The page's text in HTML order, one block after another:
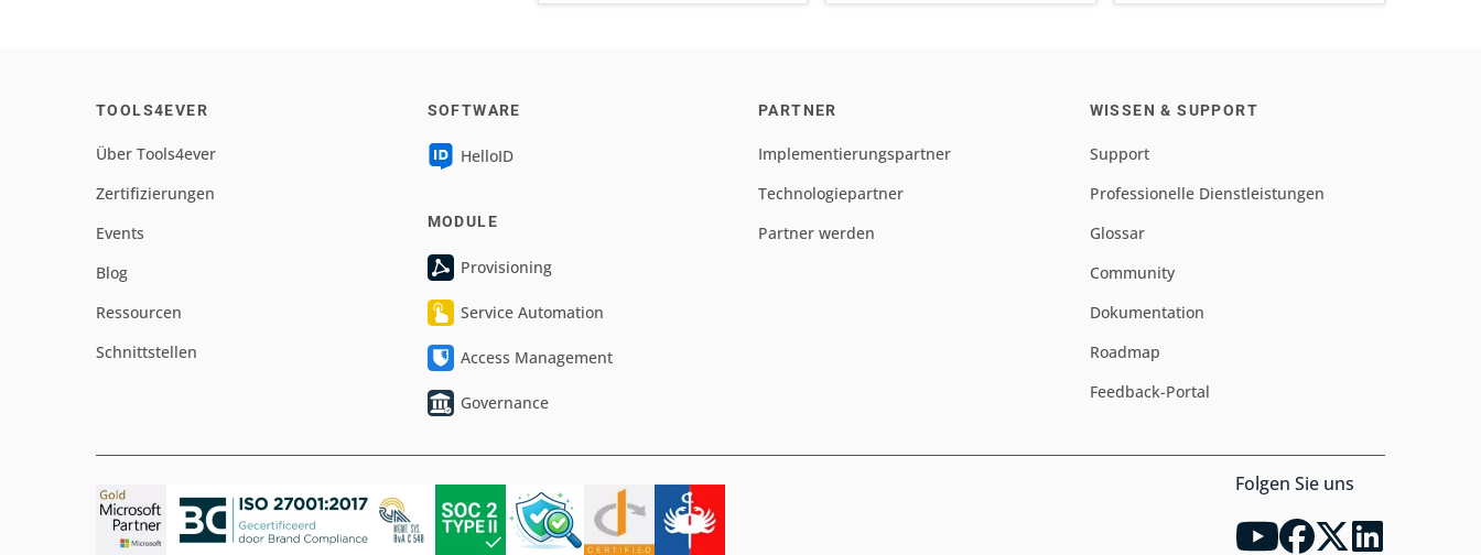
TOOLS4EVER
Über Tools4ever
Zertifizierungen
Events
Blog
Ressourcen
Schnittstellen
SOFTWARE
HelloID
MODULE
Provisioning
Service Automation
Access Management
Governance
PARTNER
Implementierungspartner
Technologiepartner
Partner werden
WISSEN & SUPPORT
Support
Professionelle Dienstleistungen
Glossar
Community
Dokumentation
Roadmap
Feedback-Portal
Folgen Sie uns